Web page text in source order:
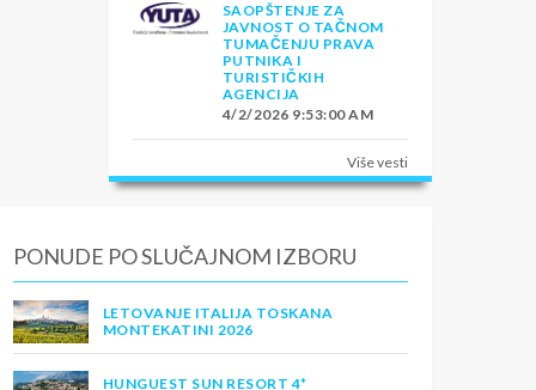
SAOPŠTENJE ZA
JAVNOST O TAČNOM
TUMAČENJU PRAVA
PUTNIKA I
TURISTIČKIH
AGENCIJA
4/2/2026 9:53:00 AM
Više vesti
PONUDE PO SLUČAJNOM IZBORU
LETOVANJE ITALIJA TOSKANA
MONTEKATINI 2026
HUNGUEST SUN RESORT 4*